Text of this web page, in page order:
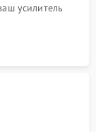
усилитель